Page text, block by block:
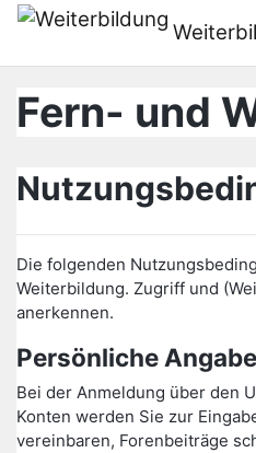
Pereiti į pagrindinį turinį
Fern- und
Die folgenden
Weiterbildung. Zugriff und
anerkennen.
Persönliche
Bei der Anmeldung über den
Konten werden Sie zur
vereinbaren, Forenbeiträge